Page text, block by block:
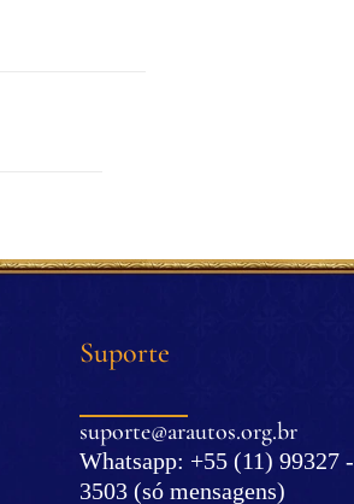
Suporte
suporte@arautos.org.br
Whatsapp: +55 (11) 99327 -
3503 (só mensagens)